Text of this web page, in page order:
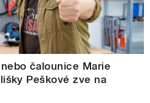
čalounice Marie
Peškové zve na